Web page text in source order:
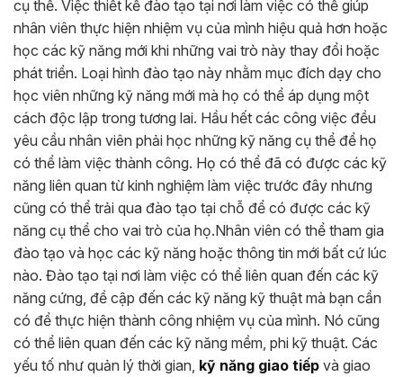
cụ thể. Việc thiết kế đào tạo tại nơi làm việc có thể giúp
nhân viên thực hiện nhiệm vụ của mình hiệu quả hơn hoặc
học các kỹ năng mới khi những vai trò này thay đổi hoặc
phát triển. Loại hình đào tạo này nhằm mục đích dạy cho
học viên những kỹ năng mới mà họ có thể áp dụng một
cách độc lập trong tương lai. Hầu hết các công việc đều
yêu cầu nhân viên phải học những kỹ năng cụ thể để họ
có thể làm việc thành công. Họ có thể đã có được các kỹ
năng liên quan từ kinh nghiệm làm việc trước đây nhưng
cũng có thể trải qua đào tạo tại chỗ để có được các kỹ
năng cụ thể cho vai trò của họ.Nhân viên có thể tham gia
đào tạo và học các kỹ năng hoặc thông tin mới bất cứ lúc
nào. Đào tạo tại nơi làm việc có thể liên quan đến các kỹ
năng cứng, đề cập đến các kỹ năng kỹ thuật mà bạn cần
có để thực hiện thành công nhiệm vụ của mình. Nó cũng
có thể liên quan đến các kỹ năng mềm, phi kỹ thuật. Các
yếu tố như quản lý thời gian, kỹ năng giao tiếp và giao